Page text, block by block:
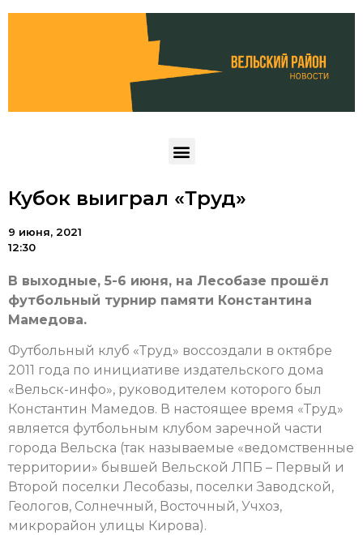
Кубок выиграл «Труд»
9 июня, 2021
12:30
В выходные, 5-6 июня, на Лесобазе прошёл
футбольный турнир памяти Константина
Мамедова.
Футбольный клуб «Труд» воссоздали в октябре
2011 года по инициативе издательского дома
«Вельск-инфо», руководителем которого был
Константин Мамедов. В настоящее время «Труд»
является футбольным клубом заречной части
города Вельска (так называемые «ведомственные
территории» бывшей Вельской ЛПБ – Первый и
Второй поселки Лесобазы, поселки Заводской,
Геологов, Солнечный, Восточный, Учхоз,
микрорайон улицы Кирова).